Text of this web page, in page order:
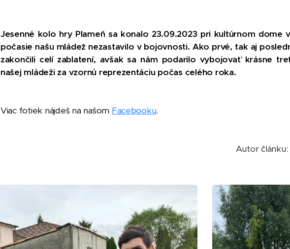
Jesenné kolo hry Plameň sa konalo 23.09.2023 pri kultúrnom dome
počasie našu mládež nezastavilo v bojovnosti. Ako prvé, tak aj
zakončili celí zablatení, avšak sa nám podarilo vybojovať krásne
našej mládeži za vzornú reprezentáciu počas celého roka.
Viac fotiek nájdeš na našom Facebooku.
Autor